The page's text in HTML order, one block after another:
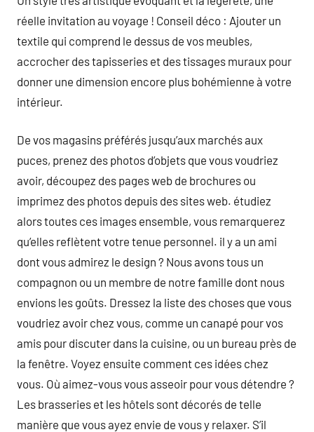
réelle invitation au voyage ! Conseil déco : Ajouter un
textile qui comprend le dessus de vos meubles,
accrocher des tapisseries et des tissages muraux pour
donner une dimension encore plus bohémienne à votre
intérieur.
De vos magasins préférés jusqu’aux marchés aux
puces, prenez des photos d’objets que vous voudriez
avoir, découpez des pages web de brochures ou
imprimez des photos depuis des sites web. étudiez
alors toutes ces images ensemble, vous remarquerez
qu’elles reflètent votre tenue personnel. il y a un ami
dont vous admirez le design ? Nous avons tous un
compagnon ou un membre de notre famille dont nous
envions les goûts. Dressez la liste des choses que vous
voudriez avoir chez vous, comme un canapé pour vos
amis pour discuter dans la cuisine, ou un bureau près de
la fenêtre. Voyez ensuite comment ces idées chez
vous. Où aimez-vous vous asseoir pour vous détendre ?
Les brasseries et les hôtels sont décorés de telle
manière que vous ayez envie de vous y relaxer. S’il